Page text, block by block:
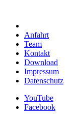
Anfahrt
Team
Kontakt
Download
Impressum
Datenschutz
YouTube
Facebook